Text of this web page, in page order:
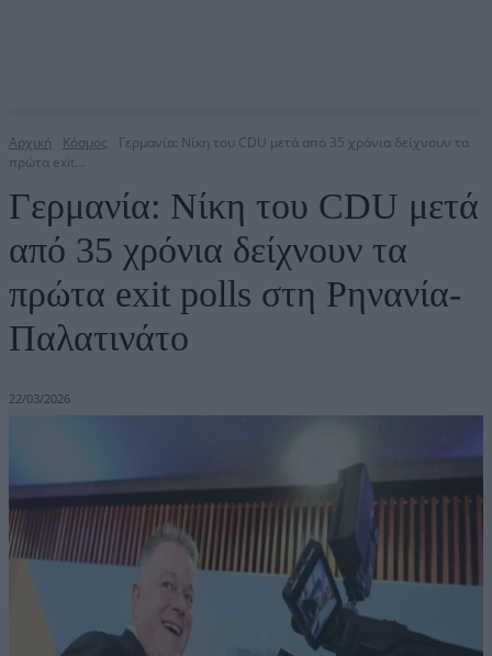
Αρχική Κόσμος
Γερμανία: Νίκη του CDU μετά από 35 χρόνια δείχνουν τα
πρώτα exit...
Γερμανία: Νίκη του CDU μετά
από 35 χρόνια δείχνουν τα
πρώτα exit polls στη Ρηνανία-
Παλατινάτο
22/03/2026